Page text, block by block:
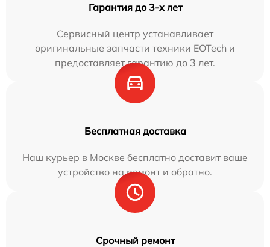
Гарантия до 3-х лет
Сервисный центр устанавливает
оригинальные запчасти техники EOTech и
предоставляет гарантию до 3 лет.
Бесплатная доставка
Наш курьер в Москве бесплатно доставит ваше
устройство на ремонт и обратно.
Срочный ремонт